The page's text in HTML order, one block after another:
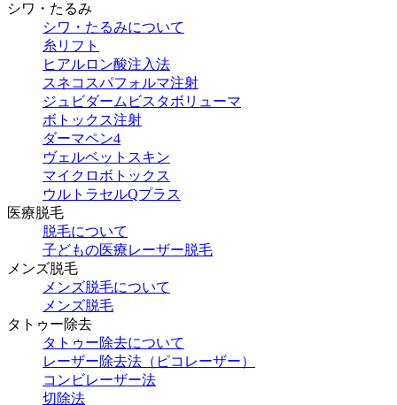
シワ・たるみ
シワ・たるみについて
糸リフト
ヒアルロン酸注入法
スネコスパフォルマ注射
ジュビダームビスタボリューマ
ボトックス注射
ダーマペン4
ヴェルベットスキン
マイクロボトックス
ウルトラセルQプラス
医療脱毛
脱毛について
子どもの医療レーザー脱毛
メンズ脱毛
メンズ脱毛について
メンズ脱毛
タトゥー除去
タトゥー除去について
レーザー除去法（ピコレーザー）
コンビレーザー法
切除法